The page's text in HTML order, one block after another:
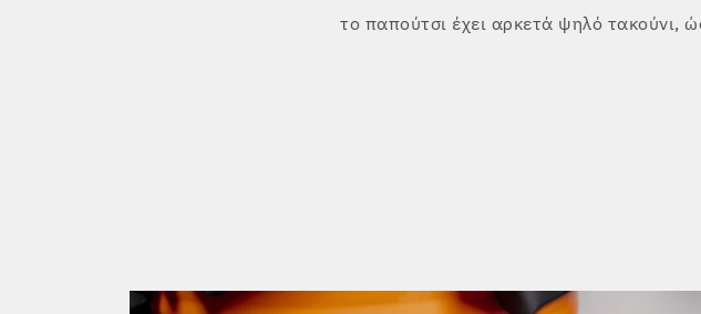
το παπούτσι έχει αρκετά ψηλό τακούνι,